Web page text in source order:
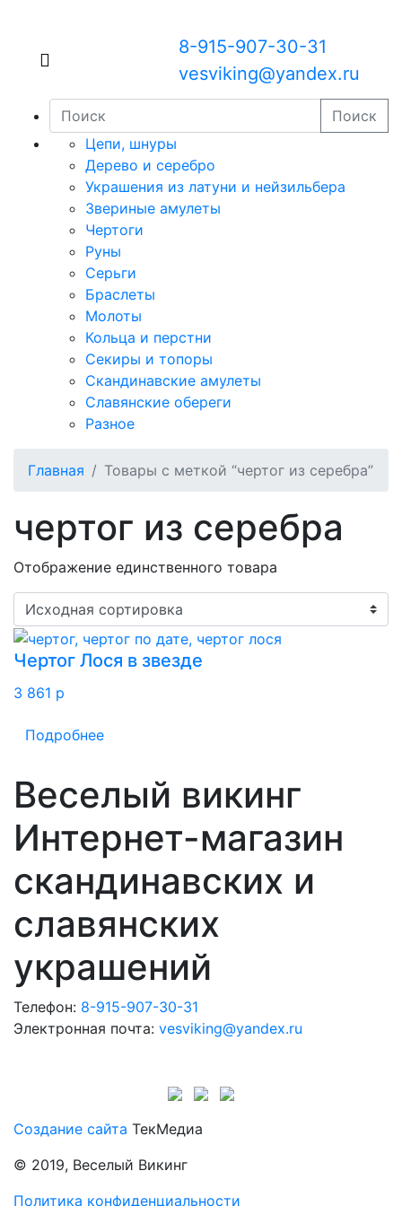
8-915-907-30-31
vesviking@yandex.ru
Поиск
Цепи, шнуры
Дерево и серебро
Украшения из латуни и нейзильбера
Звериные амулеты
Чертоги
Руны
Серьги
Браслеты
Молоты
Кольца и перстни
Секиры и топоры
Скандинавские амулеты
Славянские обереги
Разное
Главная Товары с меткой “чертог из серебра”
чертог из серебра
Отображение единственного товара
Чертог Лося в звезде
3 861 p
Подробнее
Веселый викинг
Интернет-магазин
скандинавских и
славянских
украшений
Телефон: 8-915-907-30-31
Электронная почта: vesviking@yandex.ru
Создание сайта ТекМедиа
© 2019, Веселый Викинг
Политика конфиденциальности